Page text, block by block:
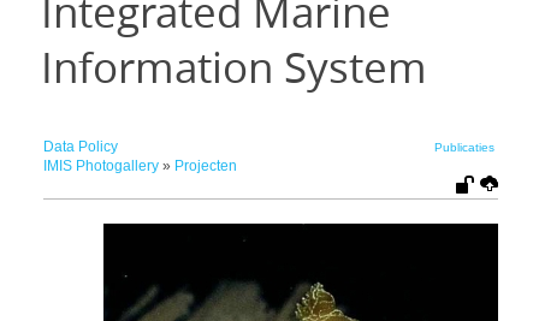
Integrated Marine
Information System
Data Policy Publicaties
IMIS Photogallery» Projecten